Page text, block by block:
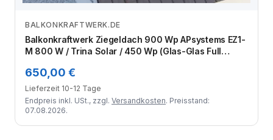
Zum Angebot
BALKONKRAFTWERK.DE
Balkonkraftwerk Ziegeldach 900 Wp APsystems EZ1-
M 800 W / Trina Solar / 450 Wp (Glas-Glas Full
Module
650,00 €
Lieferzeit 10-12 Tage
Endpreis inkl. USt., zzgl. Versandkosten. Preisstand:
07.08.2026.